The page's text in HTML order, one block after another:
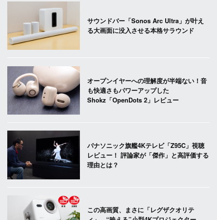
サウンドバー「Sonos Arc Ultra」が叶え
る大画面に没入させる本格サラウンド
オープンイヤーへの理解度が半端ない！音
も快適さもパワーアップした
Shokz「OpenDots 2」レビュー
パナソニック旗艦4Kテレビ「Z95C」視聴
レビュー！ 評論家が「傑作」と高評価する
理由とは？
この高画質、まさに「レグザクオリテ